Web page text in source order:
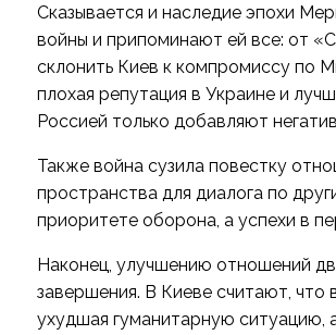
Сказывается и наследие эпохи
войны и припоминают ей все: от
склонить Киев к компромиссу по
плохая репутация в Украине и
Россией только добавляют
Также война сузила повестку
пространства для диалога по
приоритете оборона, а успехи в
Наконец, улучшению отношений
завершения. В Киеве считают,
ухудшая гуманитарную ситуацию,